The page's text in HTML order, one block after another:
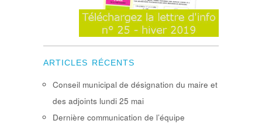
ARTICLES RÉCENTS
Conseil municipal de désignation du maire et
des adjoints lundi 25 mai
Dernière communication de l’équipe